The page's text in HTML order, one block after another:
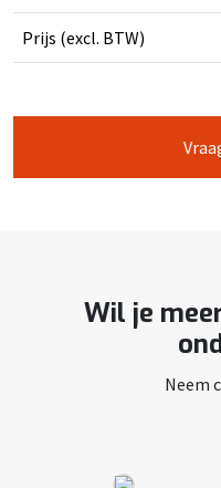
Prijs (excl. BTW)
Wil je
Neem